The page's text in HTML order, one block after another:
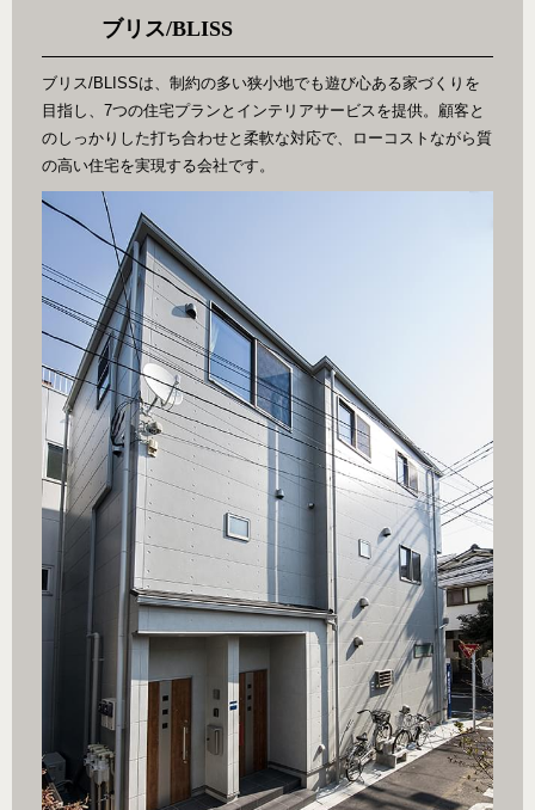
ブリス/BLISS
ブリス/BLISSは、制約の多い狭小地でも遊び心ある家づくりを
目指し、7つの住宅プランとインテリアサービスを提供。顧客と
のしっかりした打ち合わせと柔軟な対応で、ローコストながら質
の高い住宅を実現する会社です。